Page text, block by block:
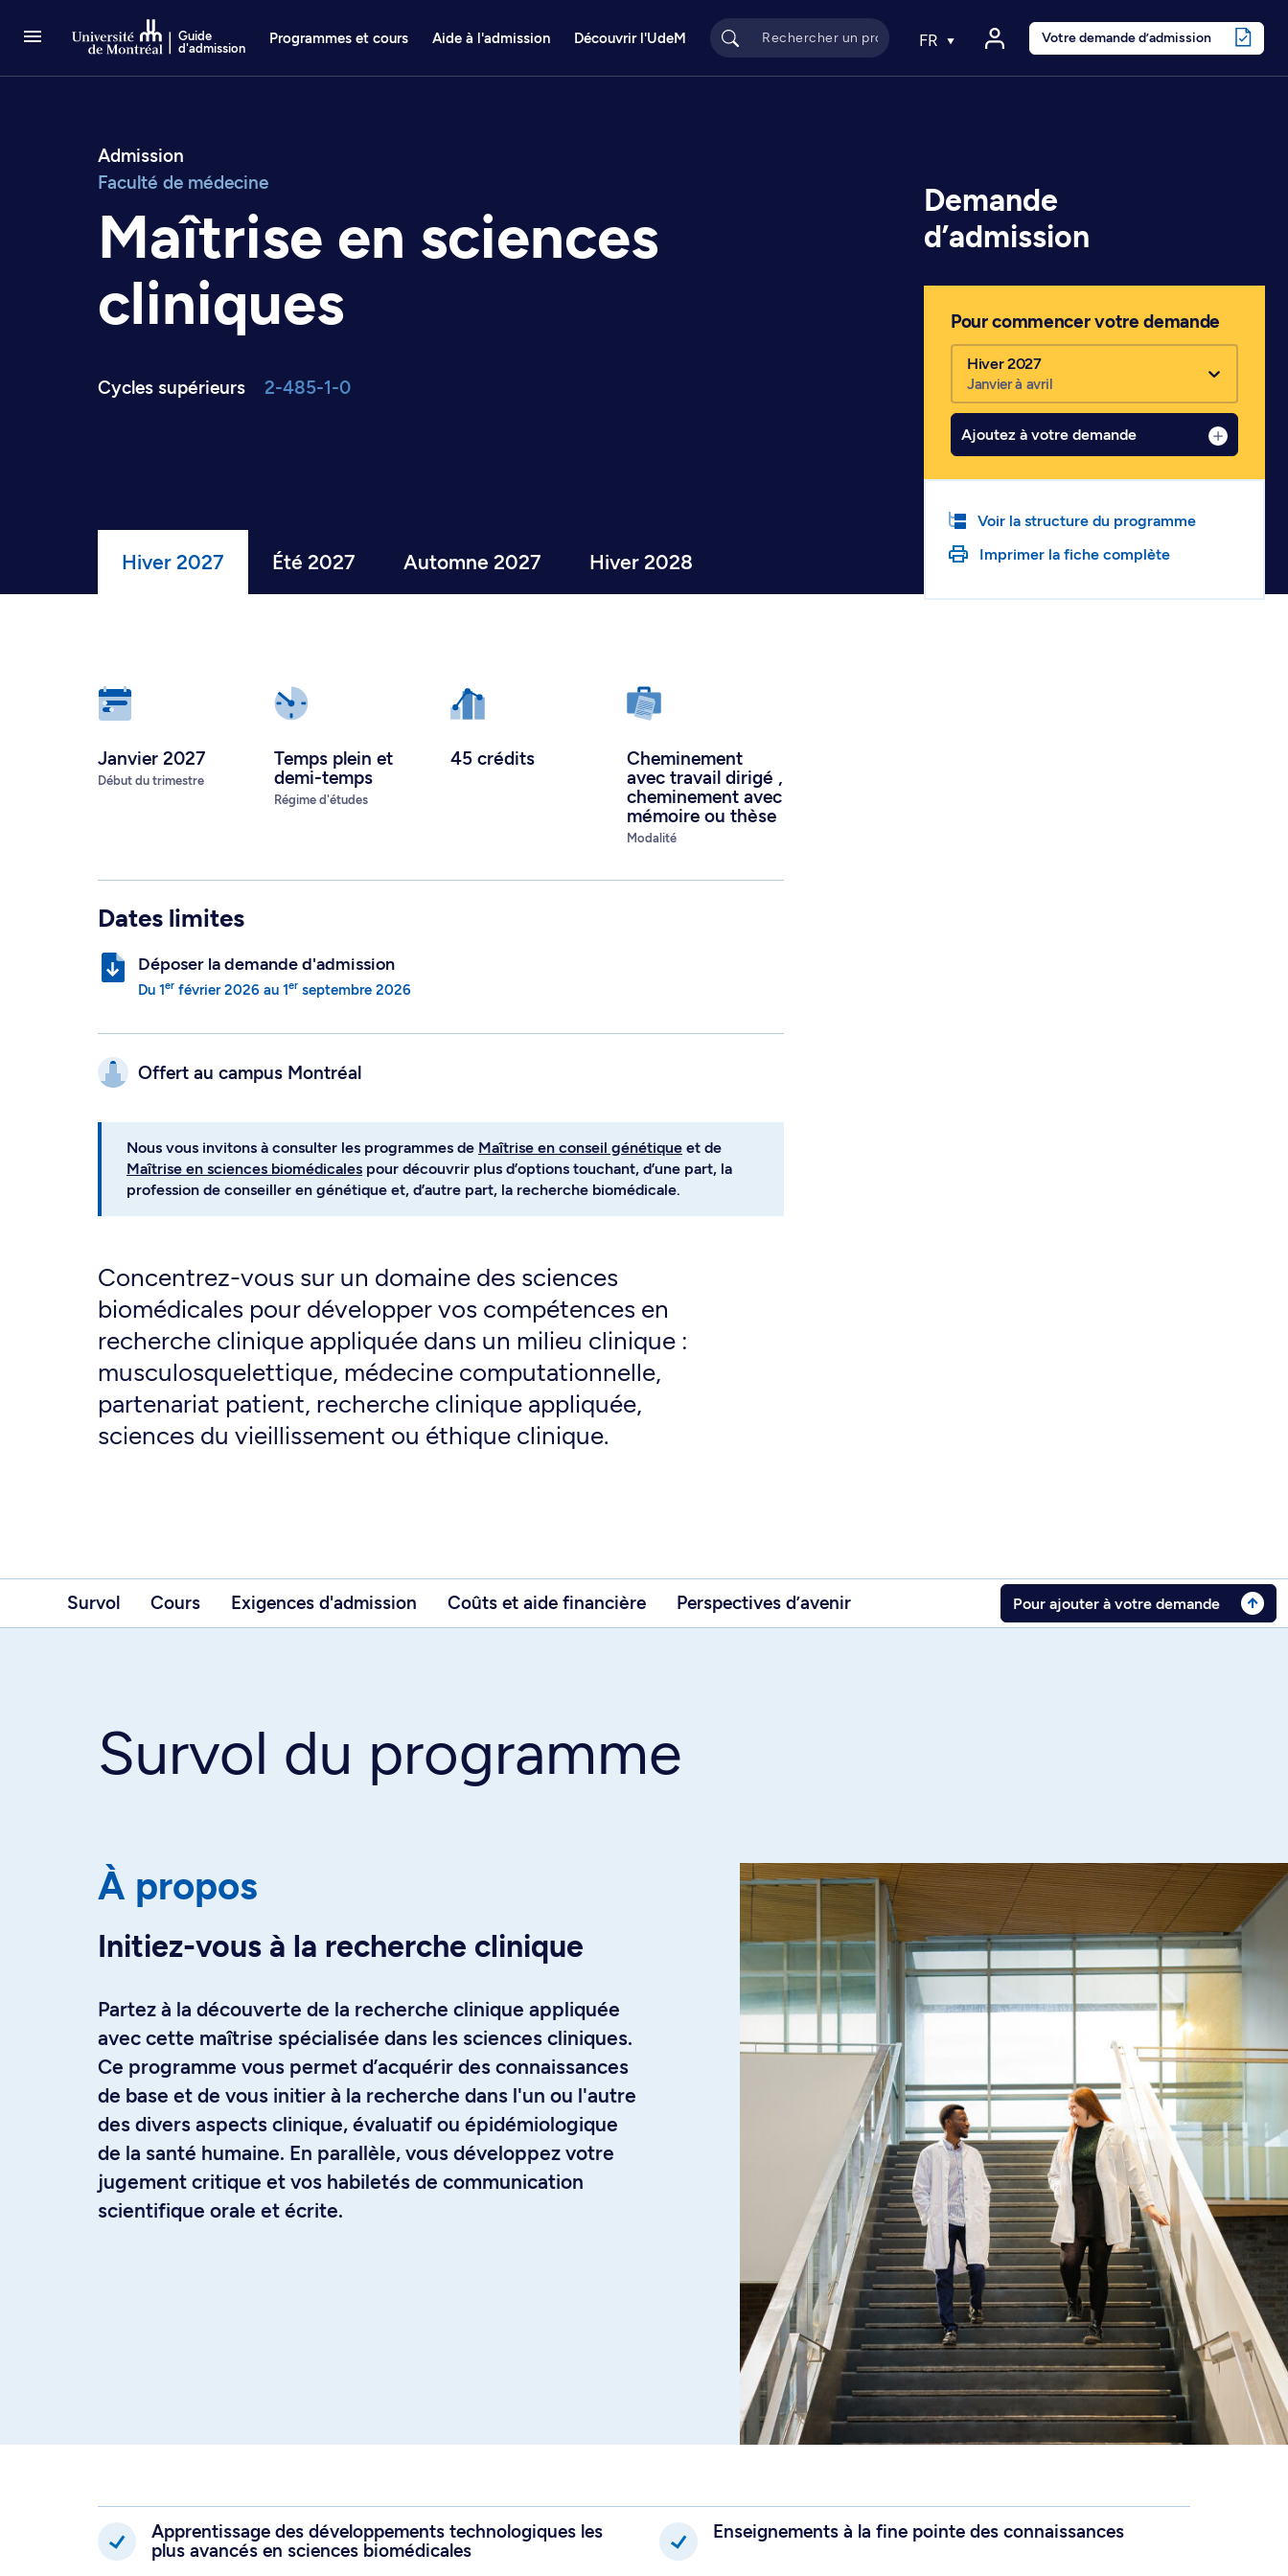
Guide
d'admission
Programmes et cours Aide à l'admission Découvrir l'UdeM FR Votre demande d’admission
Admission
Faculté de médecine
Maîtrise en sciences
cliniques
Cycles supérieurs 2-485-1-0
Hiver 2027 Été 2027 Automne 2027 Hiver 2028
Janvier 2027
Début du trimestre
Temps plein et
demi-temps
Régime d'études
45 crédits
Cheminement
avec travail dirigé ,
cheminement avec
mémoire ou thèse
Modalité
Dates limites
Déposer la demande d'admission
Du 1er février 2026 au 1er septembre 2026
Offert au campus Montréal
Nous vous invitons à consulter les programmes de Maîtrise en conseil génétique et de
Maîtrise en sciences biomédicales pour découvrir plus d’options touchant, d’une part, la
profession de conseiller en génétique et, d’autre part, la recherche biomédicale.
Concentrez-vous sur un domaine des sciences
biomédicales pour développer vos compétences en
recherche clinique appliquée dans un milieu clinique :
musculosquelettique, médecine computationnelle,
partenariat patient, recherche clinique appliquée,
sciences du vieillissement ou éthique clinique.
Demande
d’admission
Pour commencer votre demande
Hiver 2027
Janvier à avril
Ajoutez à votre demande
Voir la structure du programme
Imprimer la fiche complète
Survol Cours Exigences d'admission Coûts et aide financière Perspectives d’avenir Pour ajouter à votre demande
Survol du programme
À propos
Initiez-vous à la recherche clinique
Partez à la découverte de la recherche clinique appliquée
avec cette maîtrise spécialisée dans les sciences cliniques.
Ce programme vous permet d’acquérir des connaissances
de base et de vous initier à la recherche dans l'un ou l'autre
des divers aspects clinique, évaluatif ou épidémiologique
de la santé humaine. En parallèle, vous développez votre
jugement critique et vos habiletés de communication
scientifique orale et écrite.
Apprentissage des développements technologiques les
plus avancés en sciences biomédicales
Enseignements à la fine pointe des connaissances